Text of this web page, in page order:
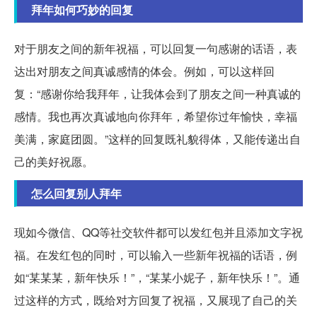
拜年如何巧妙的回复
对于朋友之间的新年祝福，可以回复一句感谢的话语，表
达出对朋友之间真诚感情的体会。例如，可以这样回
复：“感谢你给我拜年，让我体会到了朋友之间一种真诚的
感情。我也再次真诚地向你拜年，希望你过年愉快，幸福
美满，家庭团圆。”这样的回复既礼貌得体，又能传递出自
己的美好祝愿。
怎么回复别人拜年
现如今微信、QQ等社交软件都可以发红包并且添加文字祝
福。在发红包的同时，可以输入一些新年祝福的话语，例
如“某某某，新年快乐！”，“某某小妮子，新年快乐！”。通
过这样的方式，既给对方回复了祝福，又展现了自己的关